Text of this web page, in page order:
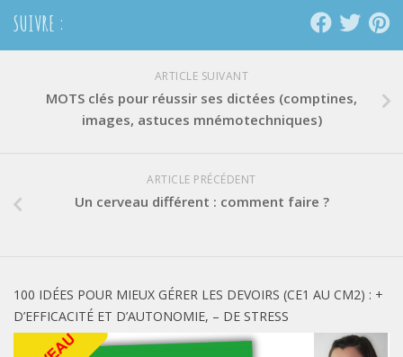
SUIVRE :
ARTICLE SUIVANT
MOTS clés pour réussir ses dictées (comptines,
images, astuces mnémotechniques)
ARTICLE PRÉCÉDENT
Un cerveau différent : comment faire ?
100 IDÉES POUR MIEUX GÉRER LES DEVOIRS (CE1 AU CM2) : +
D’EFFICACITÉ ET D’AUTONOMIE, – DE STRESS